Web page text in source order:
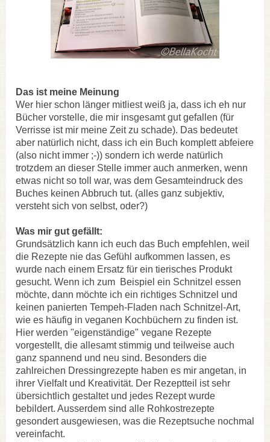
Das ist meine Meinung
Wer hier schon länger mitliest weiß ja, dass ich eh nur
Bücher vorstelle, die mir insgesamt gut gefallen (für
Verrisse ist mir meine Zeit zu schade). Das bedeutet
aber natürlich nicht, dass ich ein Buch komplett abfeiere
(also nicht immer ;-)) sondern ich werde natürlich
trotzdem an dieser Stelle immer auch anmerken, wenn
etwas nicht so toll war, was dem Gesamteindruck des
Buches keinen Abbruch tut. (alles ganz subjektiv,
versteht sich von selbst, oder?)
Was mir gut gefällt:
Grundsätzlich kann ich euch das Buch empfehlen, weil
die Rezepte nie das Gefühl aufkommen lassen, es
wurde nach einem Ersatz für ein tierisches Produkt
gesucht. Wenn ich zum Beispiel ein Schnitzel essen
möchte, dann möchte ich ein richtiges Schnitzel und
keinen panierten Tempeh-Fladen nach Schnitzel-Art,
wie es häufig in veganen Kochbüchern zu finden ist.
Hier werden "eigenständige" vegane Rezepte
vorgestellt, die allesamt stimmig und teilweise auch
ganz spannend und neu sind. Besonders die
zahlreichen Dressingrezepte haben es mir angetan, in
ihrer Vielfalt und Kreativität. Der Rezeptteil ist sehr
übersichtlich gestaltet und jedes Rezept wurde
bebildert. Ausserdem sind alle Rohkostrezepte
gesondert ausgewiesen, was die Rezeptsuche nochmal
vereinfacht.